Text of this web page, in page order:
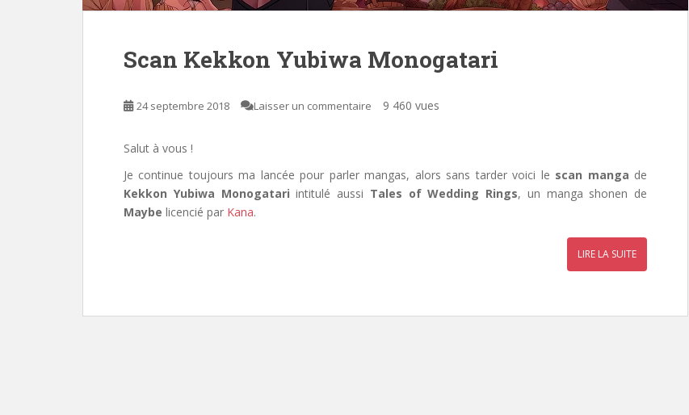
Scan Kekkon Yubiwa Monogatari
24 septembre 2018 Laisser un commentaire 9 460 vues
Salut à vous !
Je continue toujours ma lancée pour parler mangas, alors sans tarder voici le scan manga de
Kekkon Yubiwa Monogatari intitulé aussi Tales of Wedding Rings, un manga shonen de
Maybe licencié par Kana.
LIRE LA SUITE